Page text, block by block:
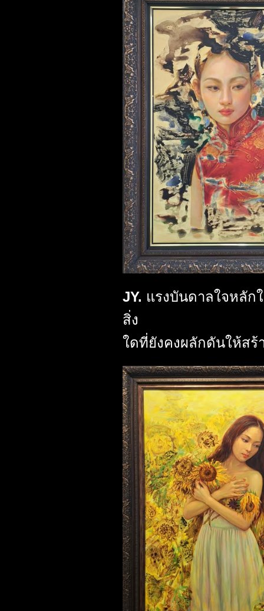
JY. แรงบันดาลใจหลัก
สิ่ง
ใดที่ยังคงผลักดันให้สร้